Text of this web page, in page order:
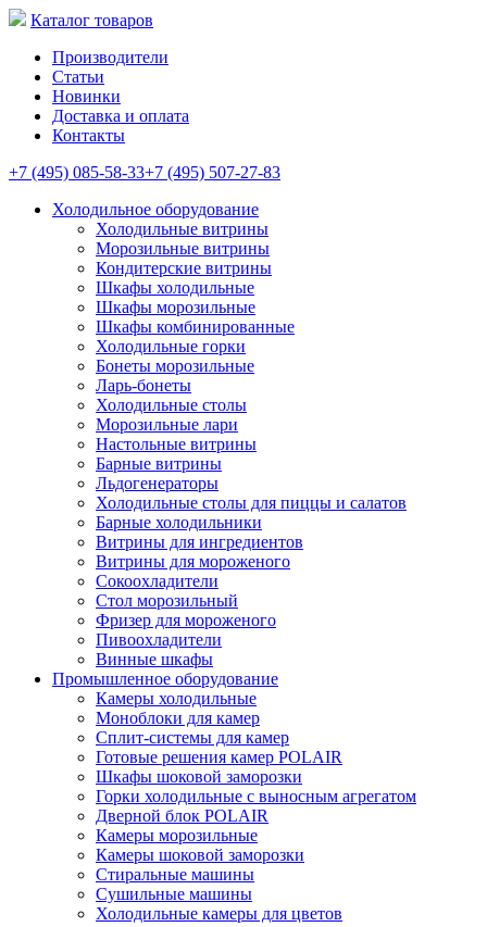
Каталог товаров
Производители
Статьи
Новинки
Доставка и оплата
Контакты
+7 (495) 085-58-33+7 (495) 507-27-83
Холодильное оборудование
Холодильные витрины
Морозильные витрины
Кондитерские витрины
Шкафы холодильные
Шкафы морозильные
Шкафы комбинированные
Холодильные горки
Бонеты морозильные
Ларь-бонеты
Холодильные столы
Морозильные лари
Настольные витрины
Барные витрины
Льдогенераторы
Холодильные столы для пиццы и салатов
Барные холодильники
Витрины для ингредиентов
Витрины для мороженого
Сокоохладители
Стол морозильный
Фризер для мороженого
Пивоохладители
Винные шкафы
Промышленное оборудование
Камеры холодильные
Моноблоки для камер
Сплит-системы для камер
Готовые решения камер POLAIR
Шкафы шоковой заморозки
Горки холодильные с выносным агрегатом
Дверной блок POLAIR
Камеры морозильные
Камеры шоковой заморозки
Стиральные машины
Сушильные машины
Холодильные камеры для цветов